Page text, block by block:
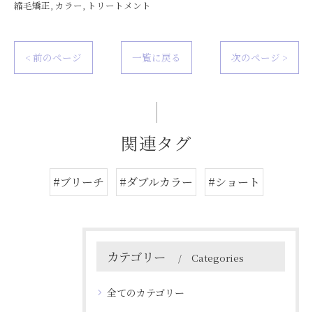
縮毛矯正 カラー トリートメント
< 前のページ 一覧に戻る 次のページ >
関連タグ
#ブリーチ #ダブルカラー #ショート
カテゴリー Categories
全てのカテゴリー